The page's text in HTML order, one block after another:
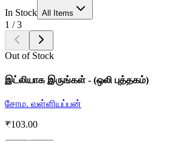
In Stock All Items
1 /3
Out of Stock
இட்லியாக இருங்கள் - (ஒலி புத்தகம்)
சோம. வள்ளியப்பன்
₹103.00